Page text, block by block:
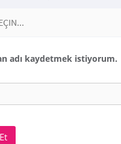
adı kaydetmek istiyorum.